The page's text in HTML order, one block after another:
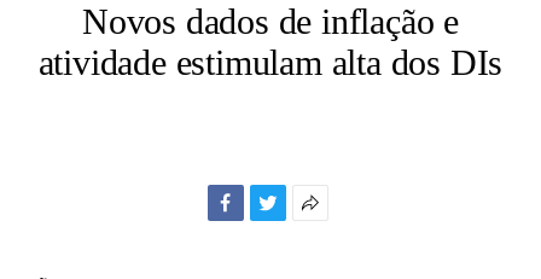
Novos dados de inflação e
atividade estimulam alta dos DIs